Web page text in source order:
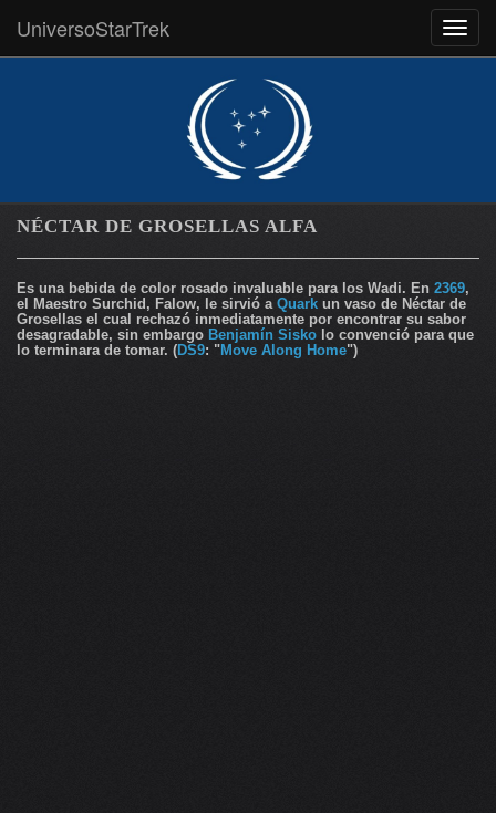
UniversoStarTrek
NÉCTAR DE GROSELLAS ALFA
Es una bebida de color rosado invaluable para los Wadi. En 2369,
el Maestro Surchid, Falow, le sirvió a Quark un vaso de Néctar de
Grosellas el cual rechazó inmediatamente por encontrar su sabor
desagradable, sin embargo Benjamín Sisko lo convenció para que
lo terminara de tomar. (DS9: "Move Along Home")